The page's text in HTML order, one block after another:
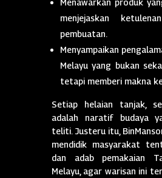
menjejaskan
pembuatan.
Menyampaikan
Melayu yang bukan
tetapi memberi makna
Setiap helaian tanjak,
adalah naratif budaya
teliti. Justeru itu,
mendidik masyarakat
dan adab pemakaian
Melayu, agar warisan ini